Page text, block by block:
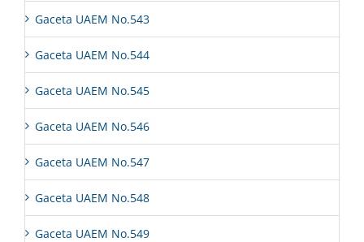
Gaceta UAEM No.543
Gaceta UAEM No.544
Gaceta UAEM No.545
Gaceta UAEM No.546
Gaceta UAEM No.547
Gaceta UAEM No.548
Gaceta UAEM No.549